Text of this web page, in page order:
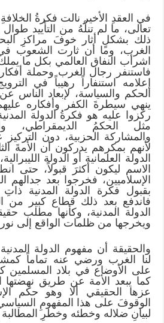
في العقدِ الأخير نالت فكرةُ
تعالى، ما لم تنلْهُ من التأييد
ذلك بشكلٍ أثار خوفَ مراكزِ
الغرب، وما أن ثارت الشعوب في
اشرأب النفاق العالمي بكل ما
فاستنفر رجال الغرب وحملة
إعلامه استنفاراً رهيباً في
الحكم والسياسة، لإبعاد الناس
ينهي سيطرةَ الكفر وأفكاره
ركزوا عليه هو فكرةُ الدولة
مثل الحكمُ الديمقراطي،
والمشاركة الحزبية، دون التركيز
لأنهم بمكرهم يدركون أن الأمةَ
الدولة العلمانية أو الدولة
الاسم ليكون أكثرَ قبولاً، حتى
الإسلاميين، فخرجوا بعد جدالهم
بقبول فكرة الدولة المدنية ذاتِ
فاندفع بعد ذلك قطاع كبير من
الدولة المدنية، وكأنها مطلب
ويخرجها من ظلمات الواقع إلى
والحقيقة أن مفهوم الدولة
لنا الغرب ورضي عنه تماماً
على الأوضاع في بلاد المسلمين
كما يبعد الأمة عن طريق
عزها الحقيقي ألا وهو حكم
الوقوفَ على هذا المفهومِ السياسي
لبيانِ ضلاله وخطئه وخطرِ المطالبة